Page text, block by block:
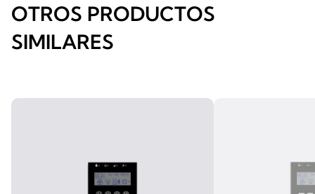
OTROS PRODUCTOS
SIMILARES